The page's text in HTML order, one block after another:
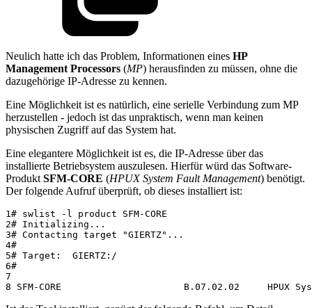
Neulich hatte ich das Problem, Informationen eines HP
Management Processors (MP) herausfinden zu müssen, ohne die
dazugehörige IP-Adresse zu kennen.
Eine Möglichkeit ist es natürlich, eine serielle Verbindung zum MP
herzustellen - jedoch ist das unpraktisch, wenn man keinen
physischen Zugriff auf das System hat.
Eine elegantere Möglichkeit ist es, die IP-Adresse über das
installierte Betriebsystem auszulesen. Hierfür würd das Software-
Produkt SFM-CORE (HPUX System Fault Management) benötigt.
Der folgende Aufruf überprüft, ob dieses installiert ist:
1
2
3
4
5
6
7
8